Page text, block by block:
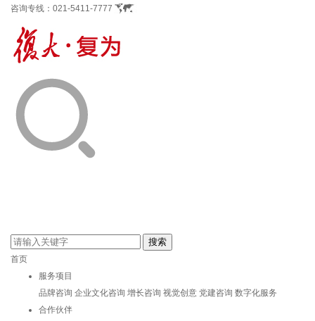
咨询专线： 021-5411-7777
首页
服务项目
品牌咨询 企业文化咨询 增长咨询 视觉创意 党建咨询 数字化服务
合作伙伴